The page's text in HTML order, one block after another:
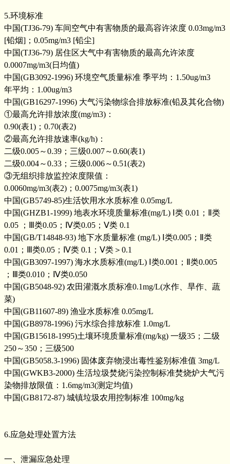
5.环境标准
中国(TJ36-79) 车间空气中有害物质的最高容许浓度 0.03mg/m3
[铅烟]；0.05mg/m3 [铅尘]
中国(TJ36-79) 居住区大气中有害物质的最高允许浓度
0.0007mg/m3(日均值)
中国(GB3092-1996) 环境空气质量标准 季平均：1.50ug/m3
年平均：1.00ug/m3
中国(GB16297-1996) 大气污染物综合排放标准(铅及其化合物)
①最高允许排放浓度(mg/m3)：
0.90(表1)；0.70(表2)
②最高允许排放速率(kg/h)：
二级0.005～0.39；三级0.007～0.60(表1)
二级0.004～0.33；三级0.006～0.51(表2)
③无组织排放监控浓度限值：
0.0060mg/m3(表2)；0.0075mg/m3(表1)
中国(GB5749-85)生活饮用水水质标准 0.05mg/L
中国(GHZB1-1999) 地表水环境质量标准(mg/L) Ⅰ类 0.01；Ⅱ类
0.05 ；Ⅲ类0.05；Ⅳ类0.05；Ⅴ类 0.1
中国(GB/T14848-93) 地下水质量标准 (mg/L) Ⅰ类0.005；Ⅱ类
0.01；Ⅲ类0.05；Ⅳ类 0.1；Ⅴ类＞0.1
中国(GB3097-1997) 海水水质标准(mg/L) Ⅰ类0.001；Ⅱ类0.005
；Ⅲ类0.010；Ⅳ类0.050
中国(GB5048-92) 农田灌溉水质标准0.1mg/L(水作、旱作、蔬
菜)
中国(GB11607-89) 渔业水质标准 0.05mg/L
中国(GB8978-1996) 污水综合排放标准 1.0mg/L
中国(GB15618-1995)土壤环境质量标准(mg/kg) 一级35；二级
250～350；三级500
中国(GB5058.3-1996) 固体废弃物浸出毒性鉴别标准值 3mg/L
中国(GWKB3-2000) 生活垃圾焚烧污染控制标准焚烧炉大气污
染物排放限值：1.6mg/m3(测定均值)
中国(GB8172-87) 城镇垃圾农用控制标准 100mg/kg
6.应急处理处置方法
一、泄漏应急处理